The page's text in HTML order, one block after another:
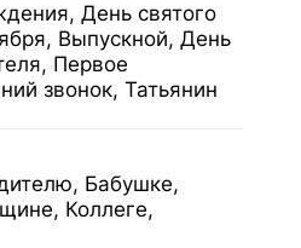
День святого
Выпускной, День
Первое
звонок, Татьянин
Бабушке,
Коллеге,